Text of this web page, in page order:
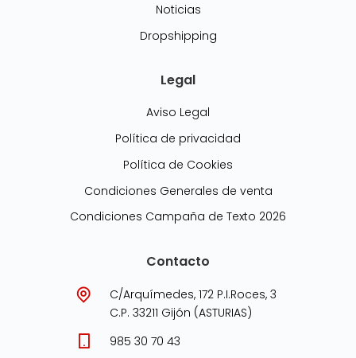
Noticias
Dropshipping
Legal
Aviso Legal
Política de privacidad
Política de Cookies
Condiciones Generales de venta
Condiciones Campaña de Texto 2026
Contacto
C/Arquímedes, 172 P.I.Roces, 3
C.P. 33211 Gijón (ASTURIAS)
985 30 70 43